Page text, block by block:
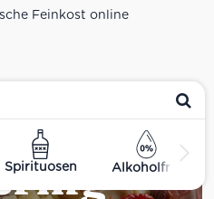
Spirituosen Alkoholfrei
Feinkost online